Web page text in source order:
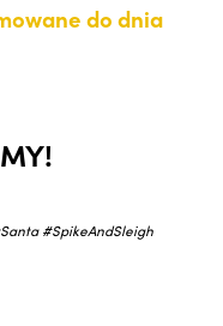
do dnia
#SpikeAndSleigh